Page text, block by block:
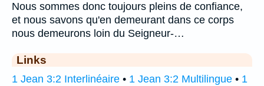
Nous sommes donc toujours pleins de confiance,
et nous savons qu'en demeurant dans ce corps
nous demeurons loin du Seigneur-…
Links
1 Jean 3:2 Interlinéaire • 1 Jean 3:2 Multilingue • 1